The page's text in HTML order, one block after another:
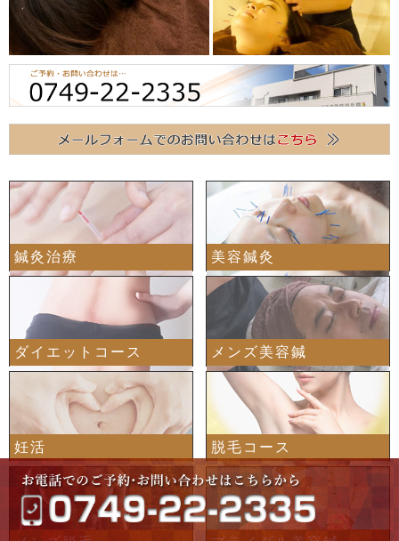
鍼灸治療 美容鍼灸
ダイエットコース メンズ美容鍼
妊活 脱毛コース